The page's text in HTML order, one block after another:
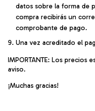
datos sobre la forma de
compra recibirás un
comprobante de pago.
Una vez acreditado el
IMPORTANTE: Los precios
aviso.
¡Muchas gracias!